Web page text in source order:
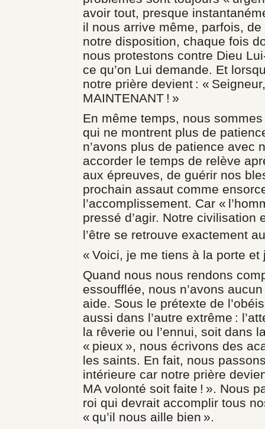
avoir tout, presque
il nous arrive même, parfois,
notre disposition, chaque fois
nous protestons contre Dieu
ce qu’on Lui demande. Et
notre prière devient : «
MAINTENANT ! »
En même temps, nous
qui ne montrent plus de
n’avons plus de patience avec
accorder le temps de relève
aux épreuves, de guérir nos
prochain assaut comme
l’accomplissement. Car «
pressé d’agir. Notre civilisation
l’être se retrouve exactement
« Voici, je me tiens à la porte et
Quand nous nous rendons
essoufflée, nous n’avons
aide. Sous le prétexte de
aussi dans l’autre extrême :
la rêverie ou l’ennui, soit dans
« pieux », nous écrivons des
les saints. En fait, nous
intérieure car notre prière
MA volonté soit faite ! ». Nous
roi qui devrait accomplir tous
« qu’il nous aille bien ».